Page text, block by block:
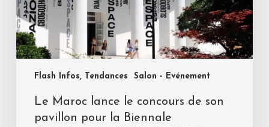
Flash Infos, Tendances Salon - Evénement
Le Maroc lance le concours de son
pavillon pour la Biennale